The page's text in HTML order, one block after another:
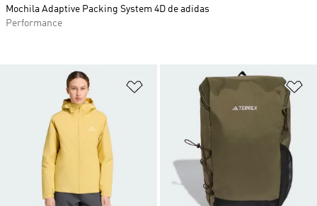
Añadir a la lista de deseos
Mochila Adaptive Packing System 4D de adidas
Performance